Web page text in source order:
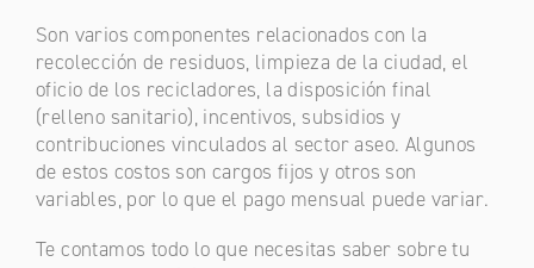
Son varios componentes relacionados con la
recolección de residuos, limpieza de la ciudad, el
oficio de los recicladores, la disposición final
(relleno sanitario), incentivos, subsidios y
contribuciones vinculados al sector aseo. Algunos
de estos costos son cargos fijos y otros son
variables, por lo que el pago mensual puede variar.
Te contamos todo lo que necesitas saber sobre tu